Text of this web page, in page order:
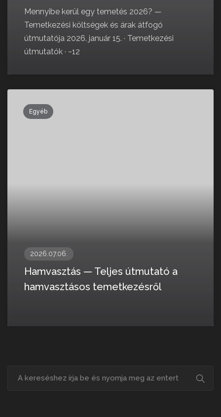
Mennyibe kerül egy temetés 2026? —
Temetkezési költségek és árak átfogó
útmutatója 2026. január 15. · Temetkezési
útmutatók · ~12
Egyéb
2026.07.06.
Hamvasztás — Teljes útmutató a
hamvasztásos temetkezésről